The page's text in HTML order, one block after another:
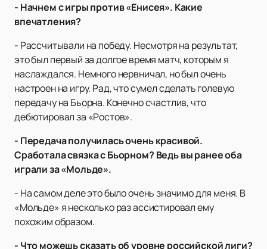
- Начнем с игры против «Енисея». Какие
впечатления?
- Рассчитывали на победу. Несмотря на результат,
это был первый за долгое время матч, которым я
наслаждался. Немного нервничал, но был очень
настроен на игру. Рад, что сумел сделать голевую
передачу на Бьорна. Конечно счастлив, что
дебютировал за «Ростов».
- Передача получилась очень красивой.
Сработала связка с Бьорном? Ведь вы ранее оба
играли за «Мольде».
- На самом деле это было очень значимо для меня. В
«Мольде» я несколько раз ассистировал ему
похожим образом.
- Что можешь сказать об уровне российской лиги?